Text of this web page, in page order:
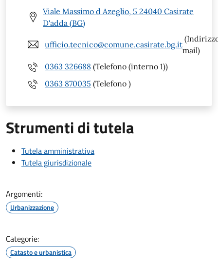
Viale Massimo d Azeglio, 5 24040 Casirate
D'adda (BG)
ufficio.tecnico@comune.casirate.bg.it
mail)
0363 326688 (Telefono (interno 1))
0363 870035 (Telefono )
Strumenti di tutela
Tutela amministrativa
Tutela giurisdizionale
Argomenti:
Urbanizzazione
Categorie:
Catasto e urbanistica